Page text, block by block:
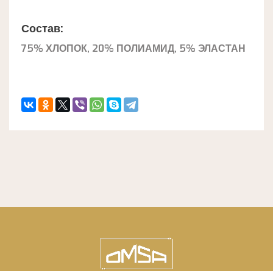
Состав:
75% ХЛОПОК, 20% ПОЛИАМИД, 5% ЭЛАСТАН